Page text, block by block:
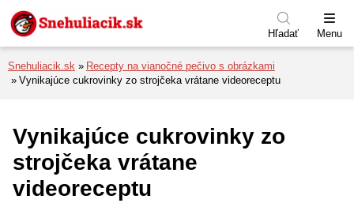
Preskočiť na menu
Preskočiť na obsah
Preskočiť na pätu
Hľadať Menu
Snehuliacik.sk
Recepty na vianočné pečivo s obrázkami
Vynikajúce cukrovinky zo strojčeka vrátane videoreceptu
Vynikajúce cukrovinky zo
strojčeka vrátane
videoreceptu